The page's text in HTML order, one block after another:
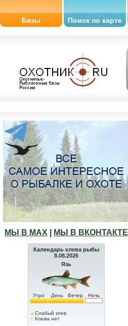
Базы Поиск по карте
МЫ В МАХ МЫ В ВКОНТАКТЕ
Календарь клева рыбы
8.08.2026
Язь
Утро День Вечер Ночь
Слабый клев
Клева нет